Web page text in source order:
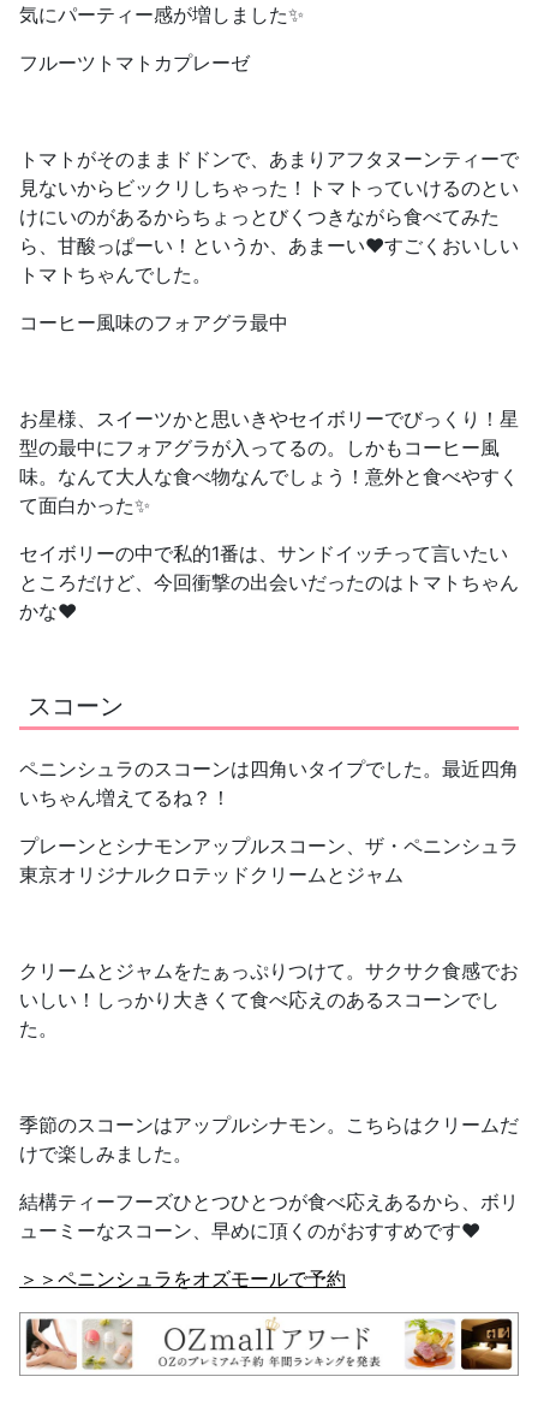
気にパーティー感が増しました✨
フルーツトマトカプレーゼ
トマトがそのままドドンで、あまりアフタヌーンティーで
見ないからビックリしちゃった！トマトっていけるのとい
けにいのがあるからちょっとびくつきながら食べてみた
ら、甘酸っぱーい！というか、あまーい❤️すごくおいしい
トマトちゃんでした。
コーヒー風味のフォアグラ最中
お星様、スイーツかと思いきやセイボリーでびっくり！星
型の最中にフォアグラが入ってるの。しかもコーヒー風
味。なんて大人な食べ物なんでしょう！意外と食べやすく
て面白かった✨
セイボリーの中で私的1番は、サンドイッチって言いたい
ところだけど、今回衝撃の出会いだったのはトマトちゃん
かな❤️
スコーン
ペニンシュラのスコーンは四角いタイプでした。最近四角
いちゃん増えてるね？！
プレーンとシナモンアップルスコーン、ザ・ペニンシュラ
東京オリジナルクロテッドクリームとジャム
クリームとジャムをたぁっぷりつけて。サクサク食感でお
いしい！しっかり大きくて食べ応えのあるスコーンでし
た。
季節のスコーンはアップルシナモン。こちらはクリームだ
けで楽しみました。
結構ティーフーズひとつひとつが食べ応えあるから、ボリ
ューミーなスコーン、早めに頂くのがおすすめです❤️
＞＞ペニンシュラをオズモールで予約